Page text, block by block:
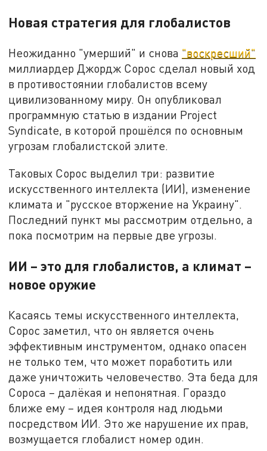
Новая стратегия для глобалистов
Неожиданно "умерший" и снова "воскресший"
миллиардер Джордж Сорос сделал новый ход
в противостоянии глобалистов всему
цивилизованному миру. Он опубликовал
программную статью в издании Project
Syndicate, в которой прошёлся по основным
угрозам глобалистской элите.
Таковых Сорос выделил три: развитие
искусственного интеллекта (ИИ), изменение
климата и "русское вторжение на Украину".
Последний пункт мы рассмотрим отдельно, а
пока посмотрим на первые две угрозы.
ИИ – это для глобалистов, а климат –
новое оружие
Касаясь темы искусственного интеллекта,
Сорос заметил, что он является очень
эффективным инструментом, однако опасен
не только тем, что может поработить или
даже уничтожить человечество. Эта беда для
Сороса – далёкая и непонятная. Гораздо
ближе ему – идея контроля над людьми
посредством ИИ. Это же нарушение их прав,
возмущается глобалист номер один.